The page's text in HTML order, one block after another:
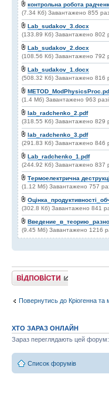
контрольна робота
(7.34 Кб) Завантажено 855
Lab_sudakov_3.docx
(133.89 Кб) Завантажено 802
Lab_sudakov_2.docx
(108.56 Кб) Завантажено 792
Lab_sudakov_1.docx
(508.32 Кб) Завантажено 816
(1.4 Мб) Завантажено 963
lab_radchenko_2.pdf
(318.55 Кб) Завантажено 829
lab_radchenko_3.pdf
(291.83 Кб) Завантажено 846
Lab_radchenko_1.pdf
(244.92 Кб) Завантажено 837
Термоелектрична
(1.12 Мб) Завантажено 757
(302.8 Кб) Завантажено 841
(9.45 Мб) Завантажено 1216
Відповісти
Повернутись до Кріогенна та
ХТО ЗАРАЗ ОНЛАЙН
Зараз переглядають цей форум:
Список форумів